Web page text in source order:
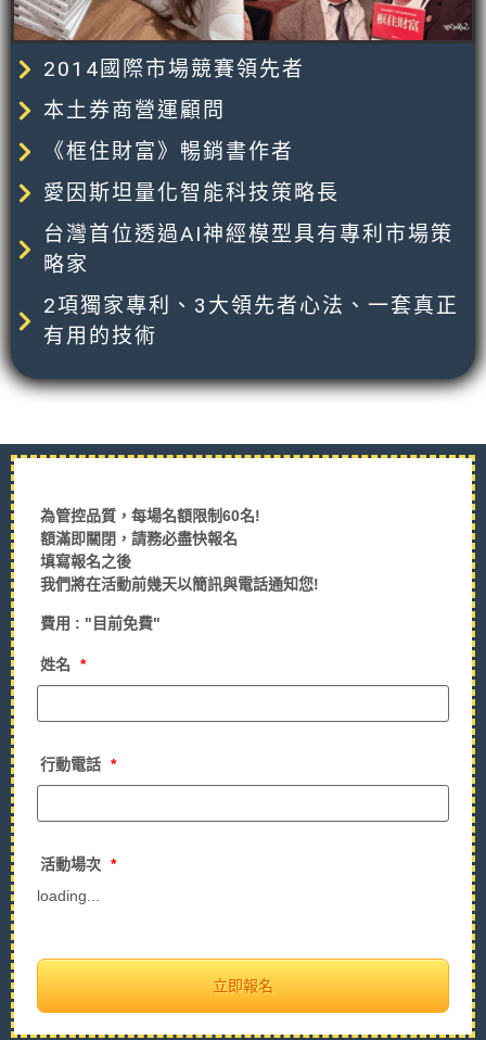
2014國際市場競賽領先者
本土券商營運顧問
《框住財富》暢銷書作者
愛因斯坦量化智能科技策略長
台灣首位透過AI神經模型具有專利市場策
略家
2項獨家專利、3大領先者心法、一套真正
有用的技術
為管控品質，每場名額限制60名!
額滿即關閉，請務必盡快報名
填寫報名之後
我們將在活動前幾天以簡訊與電話通知您!
費用 : "目前免費"
姓名 *
行動電話 *
活動場次 *
loading...
立即報名